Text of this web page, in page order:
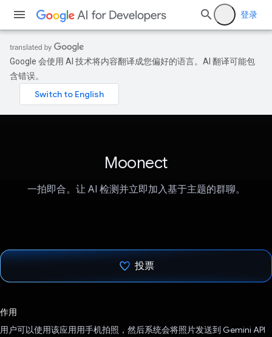
登录
Google 会使用 AI 技术将内容翻译成您偏好的语言。AI 翻译可能包
含错误。
Moonect
一拍即合。让 AI 检测并立即加入基于主题的群聊。
投票
作用
用户可以使用该应用用手机拍照，然后系统会将照片发送到 Gemini API